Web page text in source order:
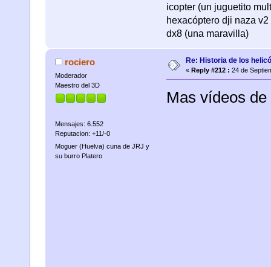
icopter (un juguetito
hexacóptero dji naza
dx8 (una maravilla)
rociero
Moderador
Maestro del 3D
Mensajes: 6.552
Reputacion: +11/-0
Moguer (Huelva) cuna de JRJ y
su burro Platero
Re: Historia de los
« Reply #212 : 24 de
Mas vídeos